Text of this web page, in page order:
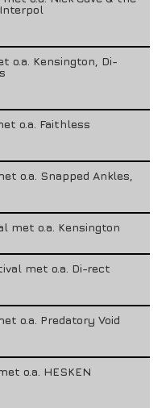
o.a. Kensington, Di-
o.a. Faithless
o.a. Snapped Ankles,
met o.a. Kensington
met o.a. Di-rect
o.a. Predatory Void
o.a. HESKEN